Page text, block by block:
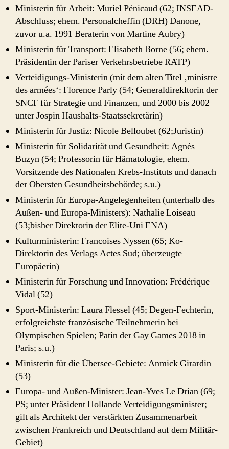
Ministerin für Arbeit: Muriel Pénicaud (62; INSEAD-
Abschluss; ehem. Personalcheffin (DRH) Danone,
zuvor u.a. 1991 Beraterin von Martine Aubry)
Ministerin für Transport: Elisabeth Borne (56; ehem.
Präsidentin der Pariser Verkehrsbetriebe RATP)
Verteidigungs-Ministerin (mit dem alten Titel ‚ministre
des armées‘: Florence Parly (54; Generaldirekltorin der
SNCF für Strategie und Finanzen, und 2000 bis 2002
unter Jospin Haushalts-Staatssekretärin)
Ministerin für Justiz: Nicole Belloubet (62;Juristin)
Ministerin für Solidarität und Gesundheit: Agnès
Buzyn (54; Professorin für Hämatologie, ehem.
Vorsitzende des Nationalen Krebs-Instituts und danach
der Obersten Gesundheitsbehörde; s.u.)
Ministerin für Europa-Angelegenheiten (unterhalb des
Außen- und Europa-Ministers): Nathalie Loiseau
(53;bisher Direktorin der Elite-Uni ENA)
Kulturministerin: Francoises Nyssen (65; Ko-
Direktorin des Verlags Actes Sud; überzeugte
Europäerin)
Ministerin für Forschung und Innovation: Frédérique
Vidal (52)
Sport-Ministerin: Laura Flessel (45; Degen-Fechterin,
erfolgreichste französische Teilnehmerin bei
Olympischen Spielen; Patin der Gay Games 2018 in
Paris; s.u.)
Ministerin für die Übersee-Gebiete: Anmick Girardin
(53)
Europa- und Außen-Minister: Jean-Yves Le Drian (69;
PS; unter Präsident Hollande Verteidigungsminister;
gilt als Architekt der verstärkten Zusammenarbeit
zwischen Frankreich und Deutschland auf dem Militär-
Gebiet)